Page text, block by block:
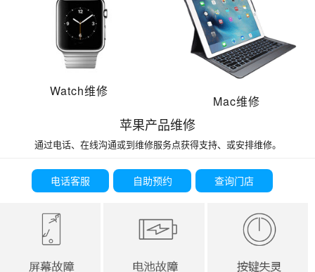
Watch维修
Mac维修
苹果产品维修
通过电话、在线沟通或到维修服务点获得支持、或安排维修。
电话客服 自助预约 查询门店